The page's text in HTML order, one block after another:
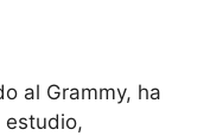
al Grammy, ha
estudio,